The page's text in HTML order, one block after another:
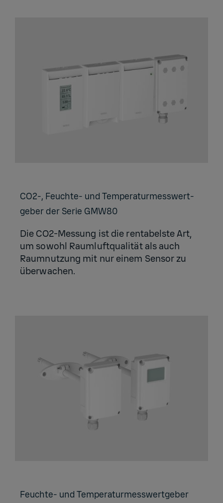
CO2-, Feuch­te- und Tem­pe­ra­tur­mess­wert­
ge­ber der Serie GMW80
Die CO2-Messung ist die rentabelste Art,
um sowohl Raumluftqualität als auch
Raumnutzung mit nur einem Sensor zu
überwachen.
Feuch­te- und Tem­pe­ra­tur­mess­wert­ge­ber